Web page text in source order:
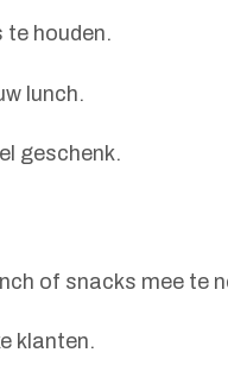
te houden.
lunch.
geschenk.
of snacks mee te
klanten.